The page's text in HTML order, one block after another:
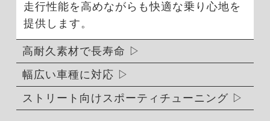
走行性能を高めながらも快適な乗り心地を
提供します。
高耐久素材で長寿命
幅広い車種に対応
ストリート向けスポーティチューニング